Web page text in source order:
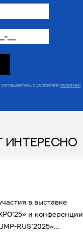
с условиямиполитики
ИНТЕРЕСНО
в выставке
и конференции